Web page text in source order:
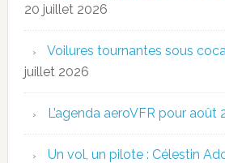
20 juillet 2026
Voilures tournantes sous
juillet 2026
L’agenda aeroVFR pour août
Un vol, un pilote : Célestin